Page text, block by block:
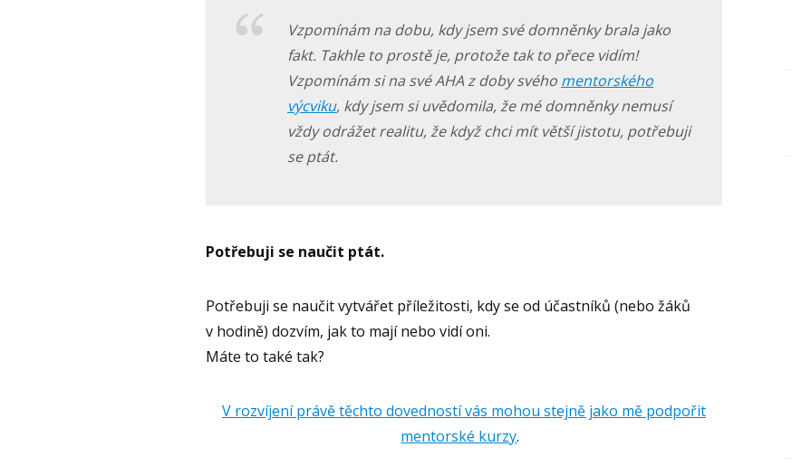
Vzpomínám na dobu, kdy jsem své domněnky brala jako
fakt. Takhle to prostě je, protože tak to přece vidím!
Vzpomínám si na své AHA z doby svého mentorského
výcviku, kdy jsem si uvědomila, že mé domněnky nemusí
vždy odrážet realitu, že když chci mít větší jistotu, potřebuji
se ptát.
Potřebuji se naučit ptát.
Potřebuji se naučit vytvářet příležitosti, kdy se od účastníků (nebo žáků
v hodině) dozvím, jak to mají nebo vidí oni.
Máte to také tak?
V rozvíjení právě těchto dovedností vás mohou stejně jako mě podpořit
mentorské kurzy.